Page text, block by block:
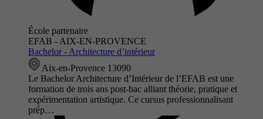
École partenaire
EFAB - AIX-EN-PROVENCE
Bachelor - Architecture d’intérieur
Aix-en-Provence 13090
Le Bachelor Architecture d’Intérieur de l’EFAB est une
formation de trois ans post-bac alliant théorie, pratique et
expérimentation artistique. Ce cursus professionnalisant
prép…